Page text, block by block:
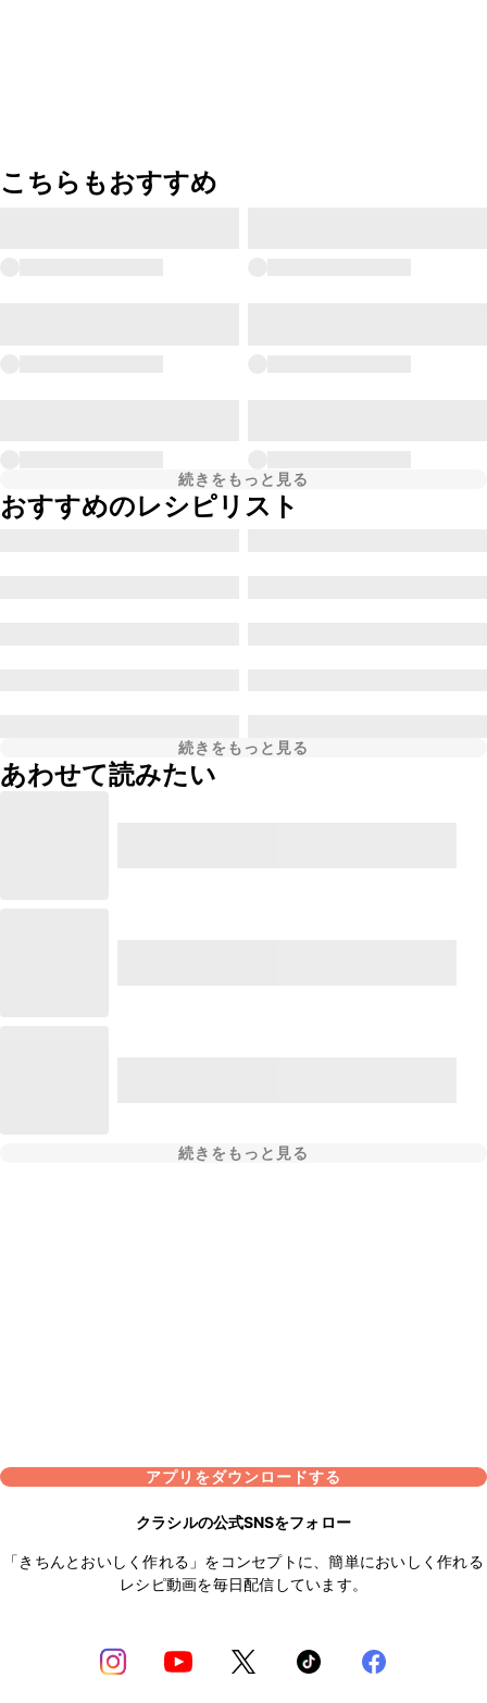
こちらもおすすめ
続きをもっと見る
おすすめのレシピリスト
続きをもっと見る
あわせて読みたい
続きをもっと見る
アプリをダウンロードする
クラシルの公式SNSをフォロー
「きちんとおいしく作れる」をコンセプトに、簡単においしく作れる
レシピ動画を毎日配信しています。